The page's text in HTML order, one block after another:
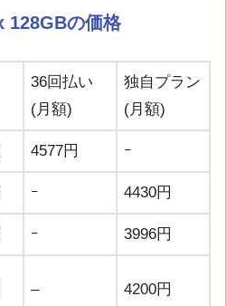
128GBの価格
36回払い
(月額)
独自プラン
(月額)
4577円 ｰ
ｰ 4430円
ｰ 3996円
– 4200円